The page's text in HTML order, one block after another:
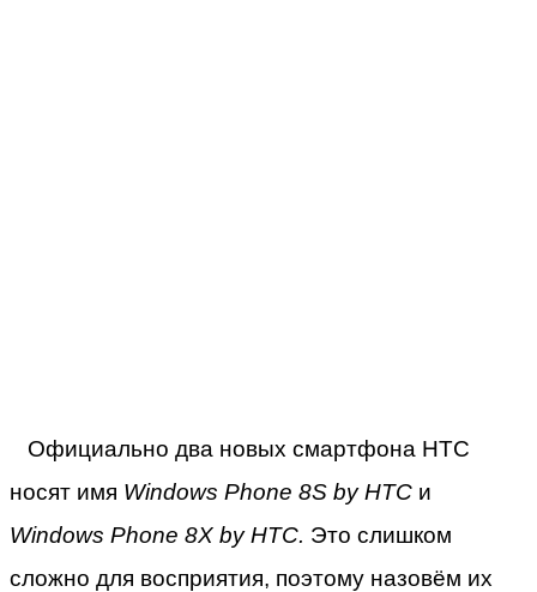
Официально два новых смартфона HTC
носят имя Windows Phone 8S by HTC и
Windows Phone 8X by HTC. Это слишком
сложно для восприятия, поэтому назовём их